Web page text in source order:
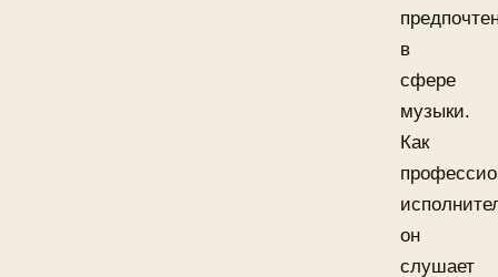
в
сфере
музыки.
Как
он
слушает